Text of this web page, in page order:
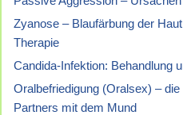
Zyanose – Blaufärbung der
Therapie
Candida-Infektion: Behandlung
Oralbefriedigung (Oralsex) –
Partners mit dem Mund